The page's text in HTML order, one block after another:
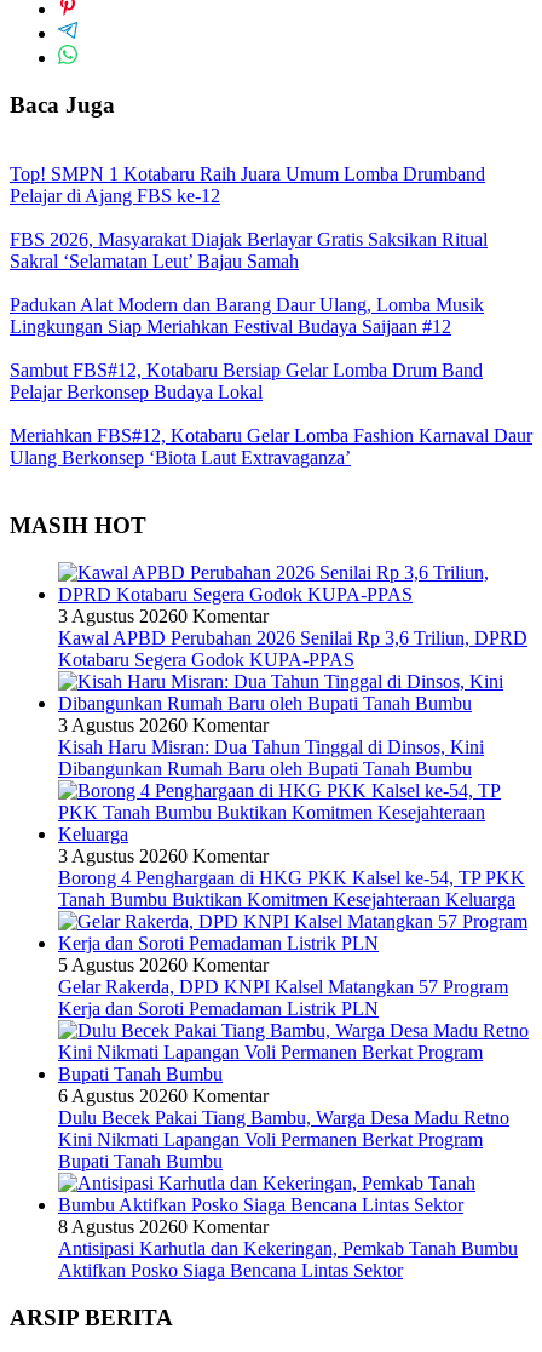
Baca Juga
Top! SMPN 1 Kotabaru Raih Juara Umum Lomba Drumband
Pelajar di Ajang FBS ke-12
FBS 2026, Masyarakat Diajak Berlayar Gratis Saksikan Ritual
Sakral ‘Selamatan Leut’ Bajau Samah
Padukan Alat Modern dan Barang Daur Ulang, Lomba Musik
Lingkungan Siap Meriahkan Festival Budaya Saijaan #12
Sambut FBS#12, Kotabaru Bersiap Gelar Lomba Drum Band
Pelajar Berkonsep Budaya Lokal
Meriahkan FBS#12, Kotabaru Gelar Lomba Fashion Karnaval Daur
Ulang Berkonsep ‘Biota Laut Extravaganza’
MASIH HOT
3 Agustus 20260 Komentar
Kawal APBD Perubahan 2026 Senilai Rp 3,6 Triliun, DPRD
Kotabaru Segera Godok KUPA-PPAS
3 Agustus 20260 Komentar
Kisah Haru Misran: Dua Tahun Tinggal di Dinsos, Kini
Dibangunkan Rumah Baru oleh Bupati Tanah Bumbu
3 Agustus 20260 Komentar
Borong 4 Penghargaan di HKG PKK Kalsel ke-54, TP PKK
Tanah Bumbu Buktikan Komitmen Kesejahteraan Keluarga
5 Agustus 20260 Komentar
Gelar Rakerda, DPD KNPI Kalsel Matangkan 57 Program
Kerja dan Soroti Pemadaman Listrik PLN
6 Agustus 20260 Komentar
Dulu Becek Pakai Tiang Bambu, Warga Desa Madu Retno
Kini Nikmati Lapangan Voli Permanen Berkat Program
Bupati Tanah Bumbu
8 Agustus 20260 Komentar
Antisipasi Karhutla dan Kekeringan, Pemkab Tanah Bumbu
Aktifkan Posko Siaga Bencana Lintas Sektor
ARSIP BERITA